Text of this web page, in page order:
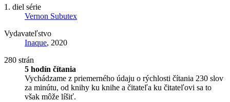
1. diel série
Vernon Subutex
Vydavateľstvo
Inaque, 2020
280 strán
5 hodín čítania
Vychádzame z priemerného údaju o rýchlosti čítania 230 slov
za minútu, od knihy ku knihe a čitateľa ku čitateľovi sa to
však môže líšiť.